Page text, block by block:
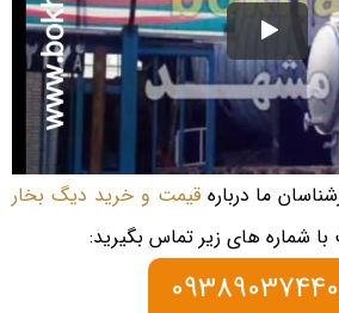
ما دربارهقیمت و خرید دیگ بخار
شماره های زیر تماس بگیرید:
09389037440